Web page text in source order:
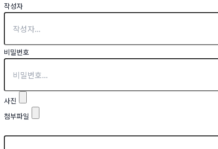
작성자
비밀번호
사진
첨부파일